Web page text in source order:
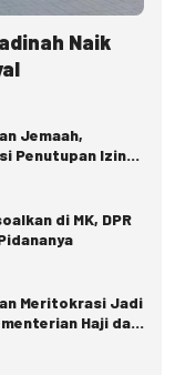
Naik
Jemaah,
Penutupan Izin
di MK, DPR
Meritokrasi Jadi
Haji dan